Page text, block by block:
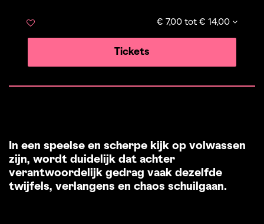
€ 7,00 tot € 14,00
Tickets
In een speelse en scherpe kijk op volwassen
zijn, wordt duidelijk dat achter
verantwoordelijk gedrag vaak dezelfde
twijfels, verlangens en chaos schuilgaan.